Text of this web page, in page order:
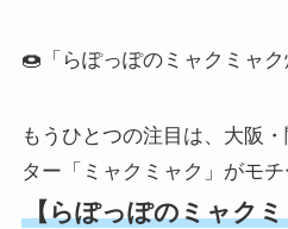
🍩「らぽっぽのミャクミャ
もうひとつの注目は、大阪
ター「ミャクミャク」がモ
【らぽっぽのミャク